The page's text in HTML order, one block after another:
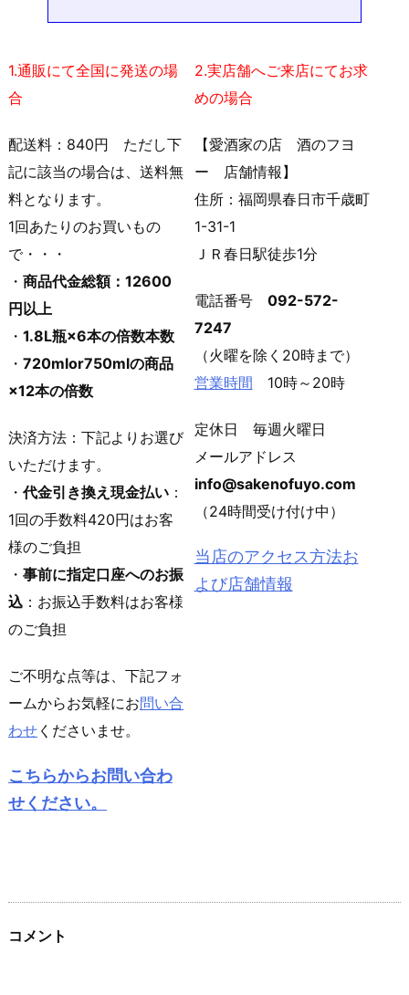
1.通販にて全国に発送の場
合
配送料：840円 ただし下
記に該当の場合は、送料無
料となります。
1回あたりのお買いもの
で・・・
・ 商品代金総額：12600
円以上
・ 1.8L瓶×6本の倍数本数
・ 720mlor750mlの商品
×12本の倍数
決済方法：下記よりお選び
いただけます。
・ 代金引き換え現金払い ：
1回の手数料420円はお客
様のご負担
・ 事前に指定口座へのお振
込 ：お振込手数料はお客様
のご負担
ご不明な点等は、下記フォ
ームからお気軽にお問い合
わせ くださいませ。
こちらからお問い合わ
せください。
2.実店舗へご来店にてお求
めの場合
【愛酒家の店 酒のフヨ
ー 店舗情報】
住所：福岡県春日市千歳町
1-31-1
ＪＲ春日駅徒歩1分
電話番号 092-572-
7247
（火曜を除く20時まで）
営業時間 10時～20時
定休日 毎週火曜日
メールアドレス
info@sakenofuyo.com
（24時間受け付け中）
当店のアクセス方法お
よび店舗情報
コメント